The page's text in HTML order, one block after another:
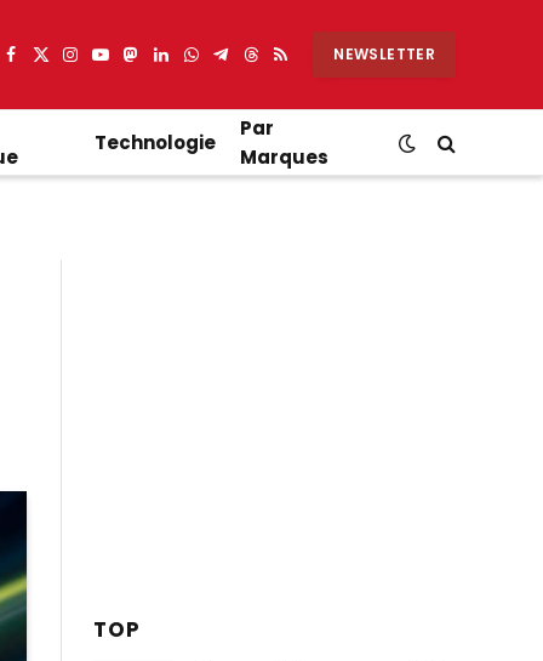
Facebook
X
Instagram
YouTube
Mastodon
LinkedIn
WhatsApp
Partager
Telegram
Threads
RSS NEWSLETTER
Technologie
Par
Marques
TOP